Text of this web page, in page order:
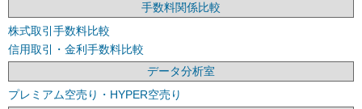
手数料関係比較
株式取引手数料比較
信用取引・金利手数料比較
データ分析室
プレミアム空売り・HYPER空売り